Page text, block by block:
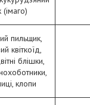
(імаго)
пильщик,
квіткоїд,
блішки,
клопи